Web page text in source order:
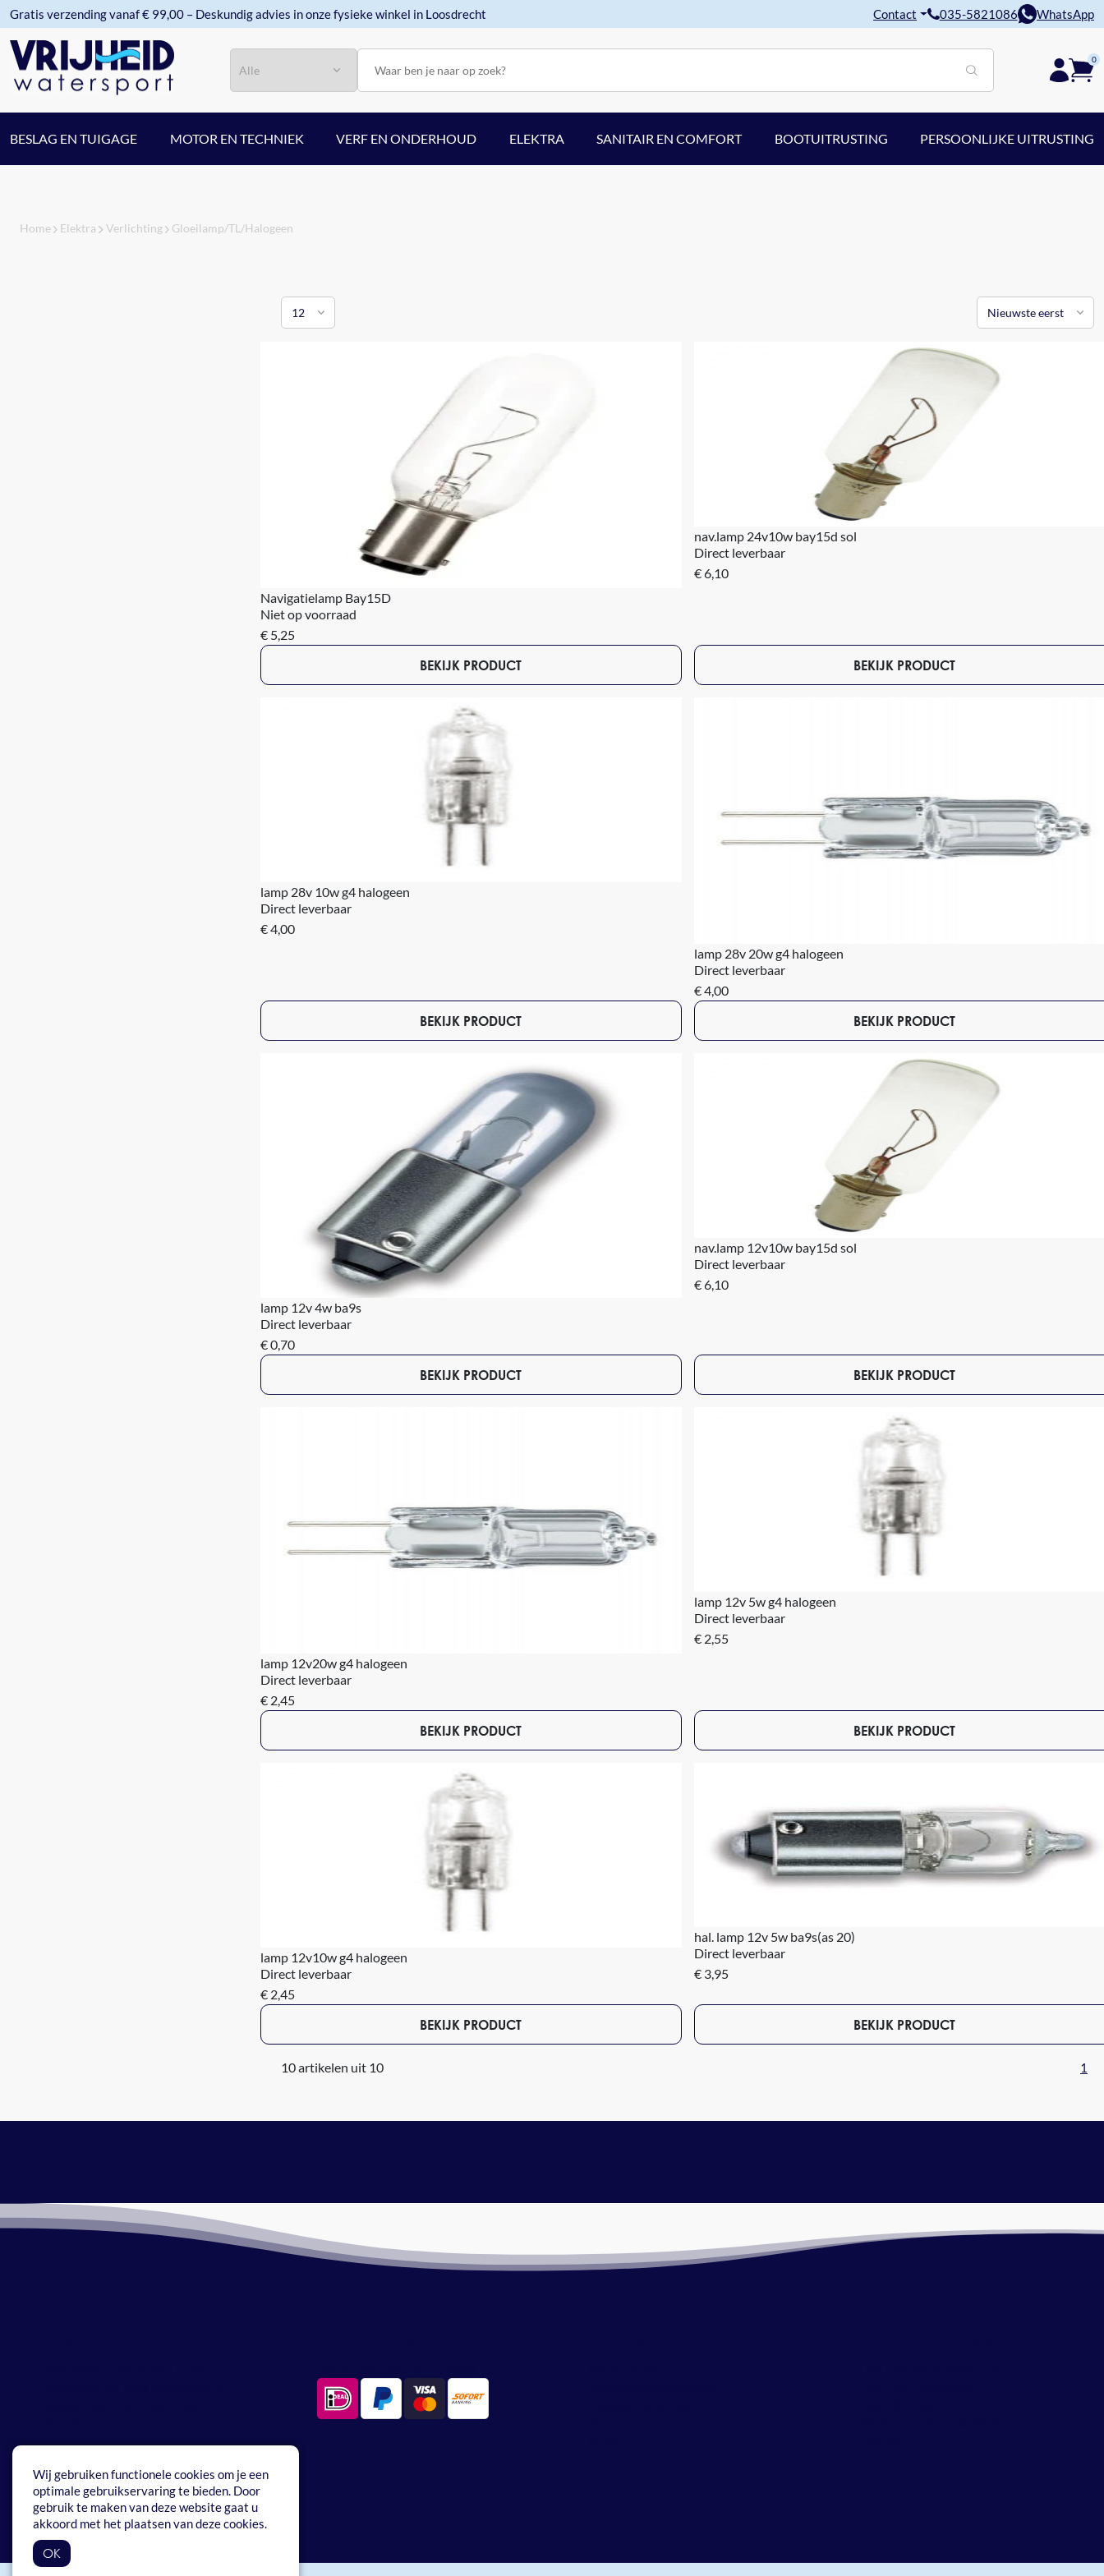
Wij gebruiken functionele cookies om je een
optimale gebruikservaring te bieden. Door
gebruik te maken van deze website gaat u
akkoord met het plaatsen van deze cookies.
OK
Gratis verzending vanaf € 99,00 – Deskundig advies in onze fysieke winkel in Loosdrecht Contact 035-5821086 WhatsApp
0
BESLAG EN TUIGAGE MOTOR EN TECHNIEK VERF EN ONDERHOUD ELEKTRA SANITAIR EN COMFORT BOOTUITRUSTING PERSOONLIJKE UITRUSTING
Home Elektra Verlichting Gloeilamp/TL/Halogeen
Navigatielamp Bay15D
Niet op voorraad
€ 5,25
BEKIJK PRODUCT
nav.lamp 24v10w bay15d sol
Direct leverbaar
€ 6,10
BEKIJK PRODUCT
lamp 28v 10w g4 halogeen
Direct leverbaar
€ 4,00
BEKIJK PRODUCT
lamp 28v 20w g4 halogeen
Direct leverbaar
€ 4,00
BEKIJK PRODUCT
lamp 12v 4w ba9s
Direct leverbaar
€ 0,70
BEKIJK PRODUCT
nav.lamp 12v10w bay15d sol
Direct leverbaar
€ 6,10
BEKIJK PRODUCT
lamp 12v20w g4 halogeen
Direct leverbaar
€ 2,45
BEKIJK PRODUCT
lamp 12v 5w g4 halogeen
Direct leverbaar
€ 2,55
BEKIJK PRODUCT
lamp 12v10w g4 halogeen
Direct leverbaar
€ 2,45
BEKIJK PRODUCT
hal. lamp 12v 5w ba9s(as 20)
Direct leverbaar
€ 3,95
BEKIJK PRODUCT
10 artikelen uit 10 1